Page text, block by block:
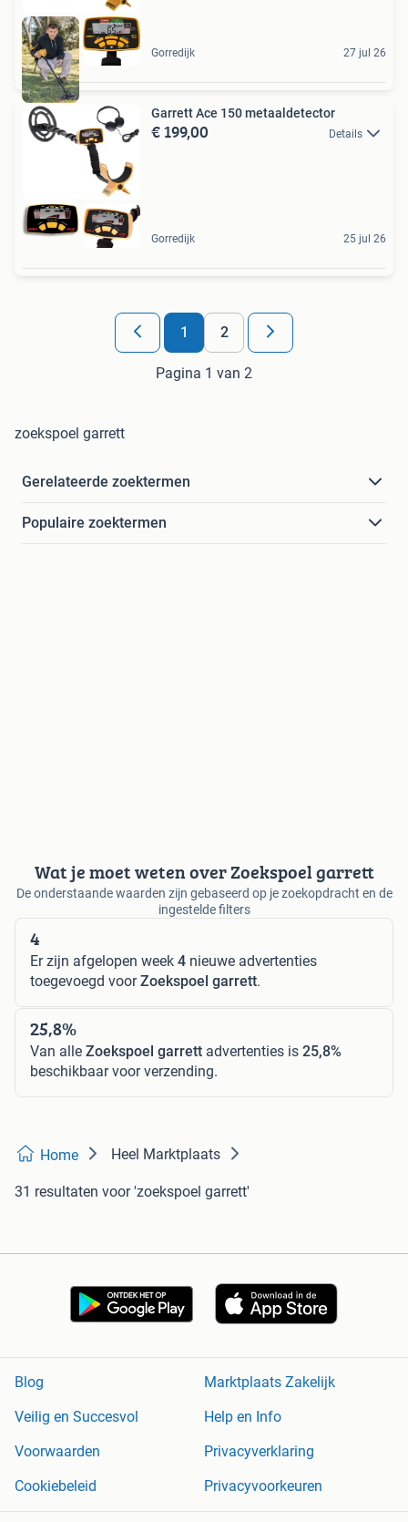
Gorredijk 27 jul 26
Garrett Ace 150 metaaldetector
€ 199,00 Details
Gorredijk 25 jul 26
1 2
Pagina 1 van 2
zoekspoel garrett
Gerelateerde zoektermen
Populaire zoektermen
Wat je moet weten over Zoekspoel garrett
De onderstaande waarden zijn gebaseerd op je zoekopdracht en de
ingestelde filters
4
Er zijn afgelopen week 4 nieuwe advertenties
toegevoegd voorZoekspoel garrett.
25,8%
Van alle Zoekspoel garrett advertenties is 25,8%
beschikbaar voor verzending.
Home Heel Marktplaats
31 resultaten voor 'zoekspoel garrett'
Blog
Marktplaats Zakelijk
Veilig en Succesvol
Help en Info
Voorwaarden
Privacyverklaring
Cookiebeleid
Privacyvoorkeuren